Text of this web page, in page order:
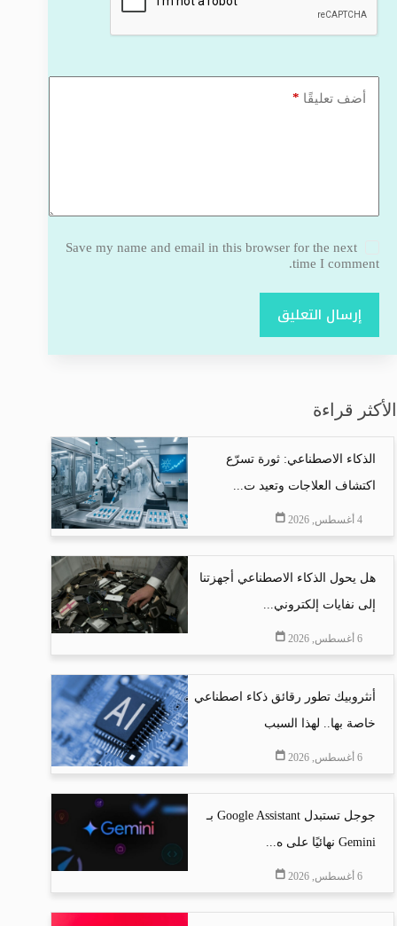
أضف تعليقًا *
Save my name and email in this browser for the next
time I comment.
إرسال التعليق
الأكثر قراءة
الذكاء الاصطناعي: ثورة تسرّع
اكتشاف العلاجات وتعيد ت...
4 أغسطس, 2026
هل يحول الذكاء الاصطناعي أجهزتنا
إلى نفايات إلكتروني...
6 أغسطس, 2026
أنثروبيك تطور رقائق ذكاء اصطناعي
خاصة بها.. لهذا السبب
6 أغسطس, 2026
جوجل تستبدل Google Assistant بـ
Gemini نهائيًا على ه...
6 أغسطس, 2026